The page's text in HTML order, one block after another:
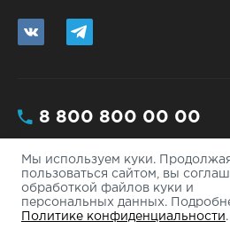
8 800 800 00 00
Москва, ул. Большая, 112/3 -
info@site.ru
Мы используем куки.
пользоваться сайтом, вы
обработкой файлов куки и
персональных данных.
Политике конфиденциальности.